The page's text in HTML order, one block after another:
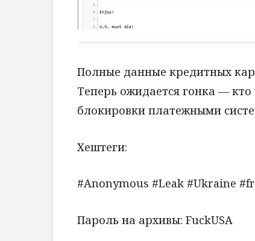
Полные данные кредитных
Теперь ожидается гонка —
блокировки платежными
Хештеги:
#Anonymous #Leak #Ukraine
Пароль на архивы: FuckUSA